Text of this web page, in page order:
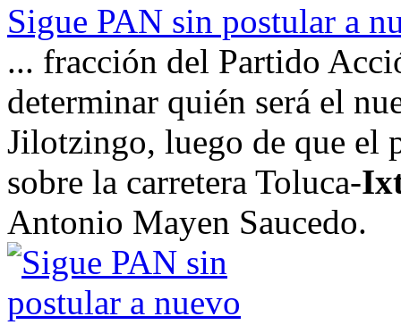
Sigue PAN sin postular a
... fracción del Partido
determinar quién será el
Jilotzingo, luego de que el
sobre la carretera Toluca-
Antonio Mayen Saucedo.